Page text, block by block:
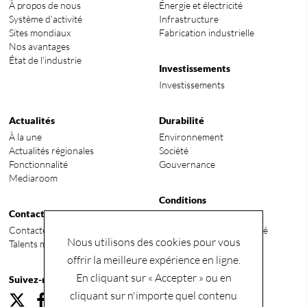
Nous utilisons des cookies pour vous
offrir la meilleure expérience en ligne.
En cliquant sur « Accepter » ou en
cliquant sur n'importe quel contenu
À propos de nous
Système d’activité
Sites mondiaux
Nos avantages
État de l'industrie
Énergie et électricité
Infrastructure
Fabrication industrielle
Investissements
Investissements
Actualités
À la une
Actualités régionales
Fonctionnalité
Mediaroom
Contact
Contactez-nous
Talents mondiaux recherchés
Durabilité
Environnement
Société
Gouvernance
Conditions
Politique de confidentialité
Suivez-nous